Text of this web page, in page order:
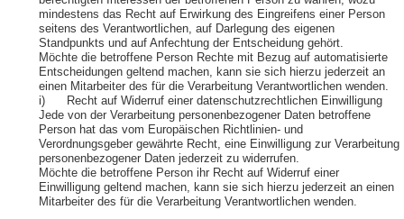
mindestens das Recht auf Erwirkung des Eingreifens einer Person
seitens des Verantwortlichen, auf Darlegung des eigenen
Standpunkts und auf Anfechtung der Entscheidung gehört.
Möchte die betroffene Person Rechte mit Bezug auf automatisierte
Entscheidungen geltend machen, kann sie sich hierzu jederzeit an
einen Mitarbeiter des für die Verarbeitung Verantwortlichen wenden.
i) Recht auf Widerruf einer datenschutzrechtlichen Einwilligung
Jede von der Verarbeitung personenbezogener Daten betroffene
Person hat das vom Europäischen Richtlinien- und
Verordnungsgeber gewährte Recht, eine Einwilligung zur Verarbeitung
personenbezogener Daten jederzeit zu widerrufen.
Möchte die betroffene Person ihr Recht auf Widerruf einer
Einwilligung geltend machen, kann sie sich hierzu jederzeit an einen
Mitarbeiter des für die Verarbeitung Verantwortlichen wenden.